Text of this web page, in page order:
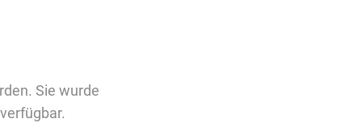
Sie wurde